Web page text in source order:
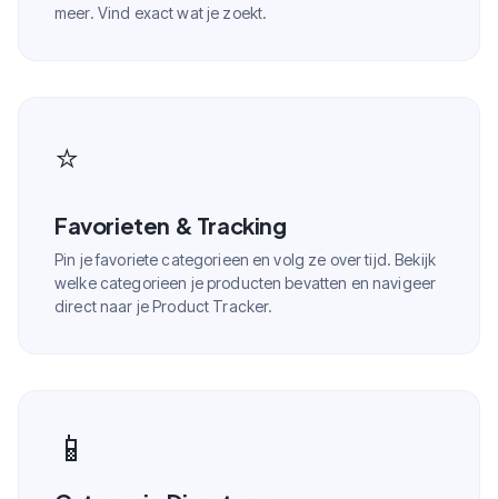
meer. Vind exact wat je zoekt.
⭐
Favorieten & Tracking
Pin je favoriete categorieen en volg ze over tijd. Bekijk
welke categorieen je producten bevatten en navigeer
direct naar je Product Tracker.
📱